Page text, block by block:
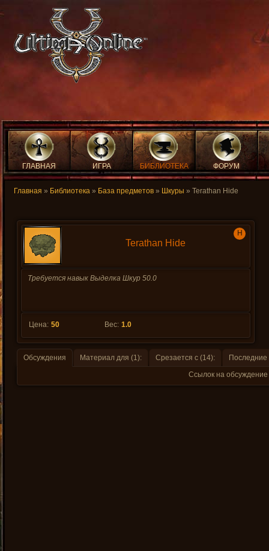
ГЛАВНАЯ ИГРА БИБЛИОТЕКА ФОРУМ
Главная » Библиотека » База предметов » Шкуры » Terathan Hide
Terathan Hide
H
Требуется навык Выделка Шкур 50.0
Цена: 50 Вес: 1.0
Обсуждения Материал для (1): Срезается с (14):
Ссылок на